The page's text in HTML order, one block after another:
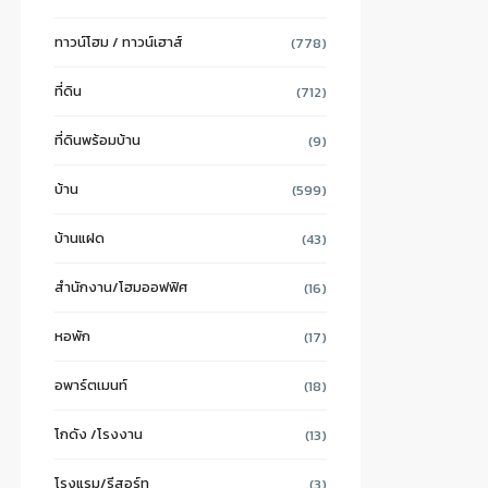
ทาวน์โฮม / ทาวน์เฮาส์ (778)
ที่ดิน (712)
ที่ดินพร้อมบ้าน (9)
บ้าน (599)
บ้านแฝด (43)
สำนักงาน/โฮมออฟฟิศ (16)
หอพัก (17)
อพาร์ตเมนท์ (18)
โกดัง /โรงงาน (13)
โรงแรม/รีสอร์ท